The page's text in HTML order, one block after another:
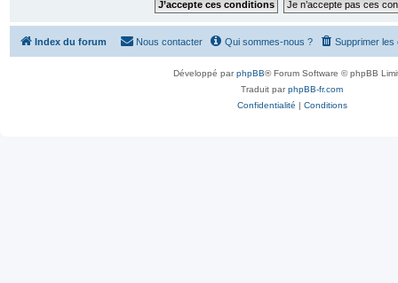
Index du forum Supprimer les
Qui sommes-nous ?
Nous contacter
Développé parphpBB® Forum Software © phpBB
Traduit parphpBB-fr.com
Confidentialité | Conditions